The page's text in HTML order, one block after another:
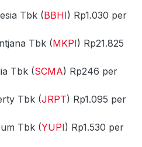
Tbk (BBHI) Rp1.030 per
Tbk (MKPI) Rp21.825
Tbk (SCMA) Rp246 per
Tbk (JRPT) Rp1.095 per
Tbk (YUPI) Rp1.530 per